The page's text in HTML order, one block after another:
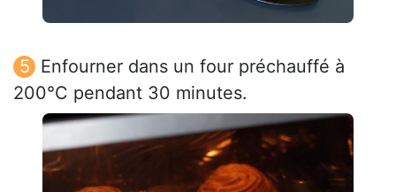
Enfourner dans un four préchauffé à
200°C pendant 30 minutes.